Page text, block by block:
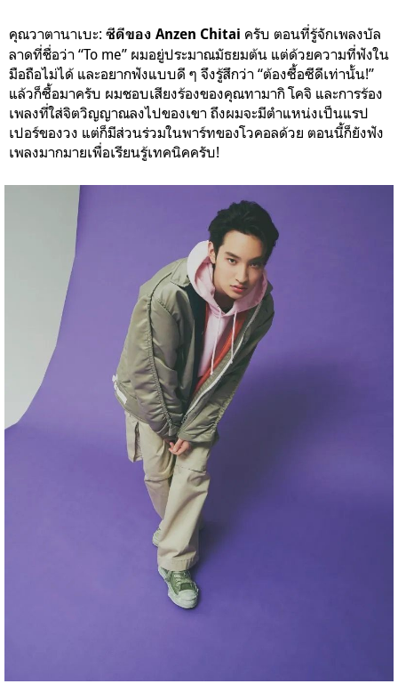
คุณวาตานาเบะ: ซีดีของ Anzen Chitai ครับ ตอนที่รู้จักเพลงบัล
ลาดที่ชื่อว่า “To me” ผมอยู่ประมาณมัธยมต้น แต่ด้วยความที่ฟังใน
มือถือไม่ได้ และอยากฟังแบบดี ๆ จึงรู้สึกว่า “ต้องซื้อซีดีเท่านั้น!”
แล้วก็ซื้อมาครับ ผมชอบเสียงร้องของคุณทามากิ โคจิ และการร้อง
เพลงที่ใส่จิตวิญญาณลงไปของเขา ถึงผมจะมีตำแหน่งเป็นแรป
เปอร์ของวง แต่ก็มีส่วนร่วมในพาร์ทของโวคอลด้วย ตอนนี้ก็ยังฟัง
เพลงมากมายเพื่อเรียนรู้เทคนิคครับ!